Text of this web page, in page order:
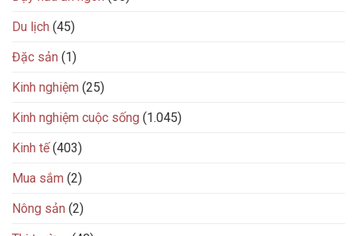
Du lịch (45)
Đặc sản (1)
Kinh nghiệm (25)
Kinh nghiệm cuộc sống (1.045)
Kinh tế(403)
Mua sắm (2)
Nông sản (2)